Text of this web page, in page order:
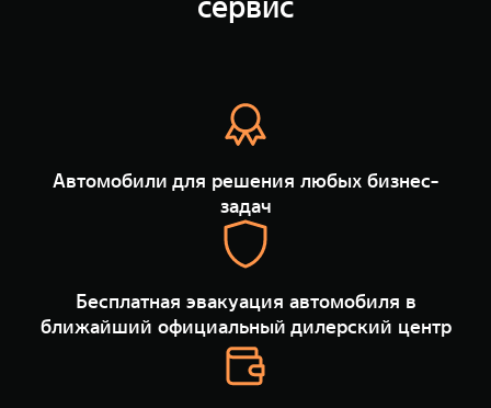
Цифровые сервисы TANK
Автомобили для решения любых бизнес-
задач
Бесплатная эвакуация автомобиля в
ближайший официальный дилерский центр